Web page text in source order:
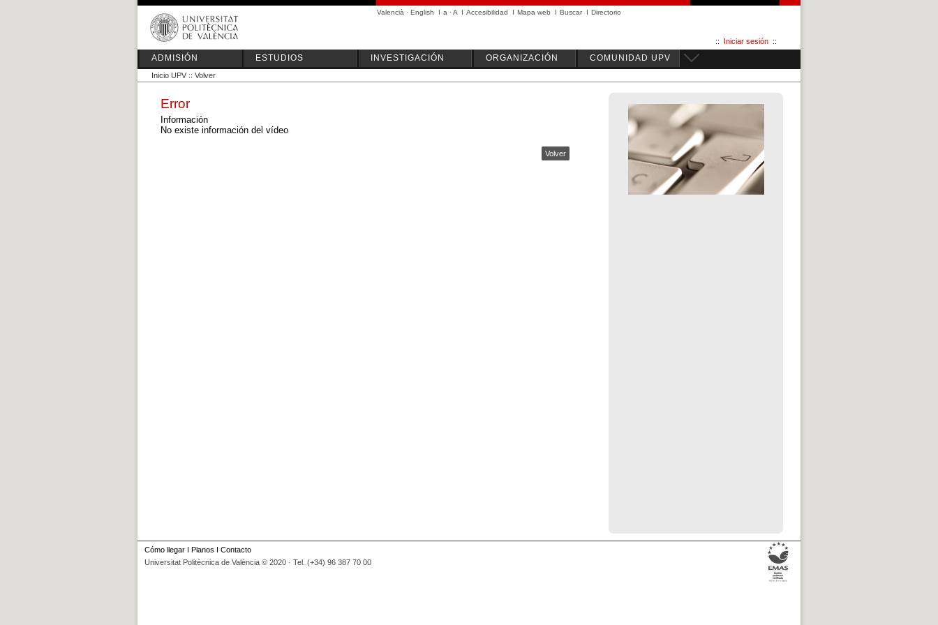
Valencià · English I a ·A I Accesibilidad I Mapa web I Buscar I Directorio
:: Iniciar sesión ::
ADMISIÓN ESTUDIOS INVESTIGACIÓN ORGANIZACIÓN COMUNIDAD UPV
Inicio UPV :: Volver
Error
Información
No existe información del vídeo
Volver
Cómo llegar I Planos I Contacto
Universitat Politècnica de València © 2020 · Tel. (+34) 96 387 70 00